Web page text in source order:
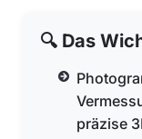
🔍 Das
präzise